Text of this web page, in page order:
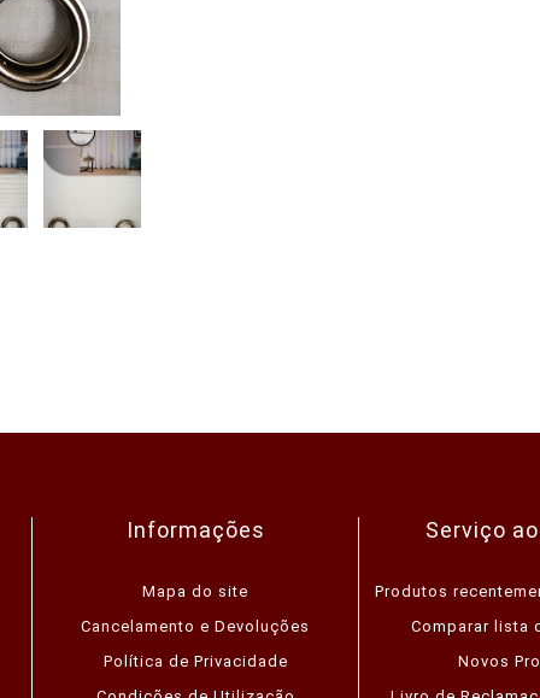
Informações
Mapa do site
Cancelamento e Devoluções
Política de Privacidade
Serviço
Produtos
Comparar lista
Novos